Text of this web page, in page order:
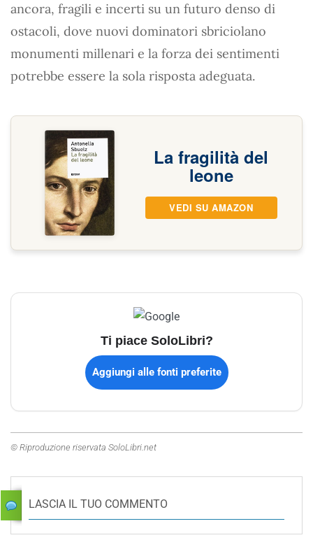
ancora, fragili e incerti su un futuro denso di
ostacoli, dove nuovi dominatori sbriciolano
monumenti millenari e la forza dei sentimenti
potrebbe essere la sola risposta adeguata.
La fragilità del
leone
VEDI SU AMAZON
Ti piace SoloLibri?
Aggiungi alle fonti preferite
© Riproduzione riservata SoloLibri.net
LASCIA IL TUO COMMENTO